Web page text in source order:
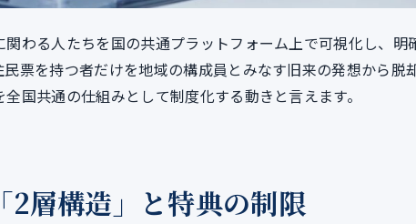
わる人たちを国の共通プラットフォーム上で可視化し、明
票を持つ者だけを地域の構成員とみなす旧来の発想から脱
国共通の仕組みとして制度化する動きと言えます。
層構造」と特典の制限